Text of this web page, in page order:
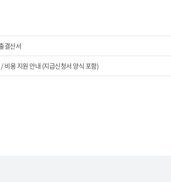
결산서
비용 지원 안내 (지급신청서 양식 포함)